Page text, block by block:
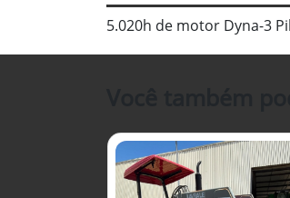
5.020h de motor Dyna-3